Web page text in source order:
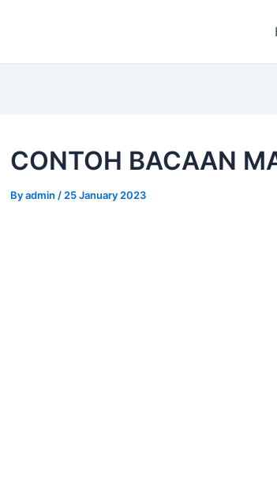
CONTOH BACAAN
Byadmin / 25 January 2023